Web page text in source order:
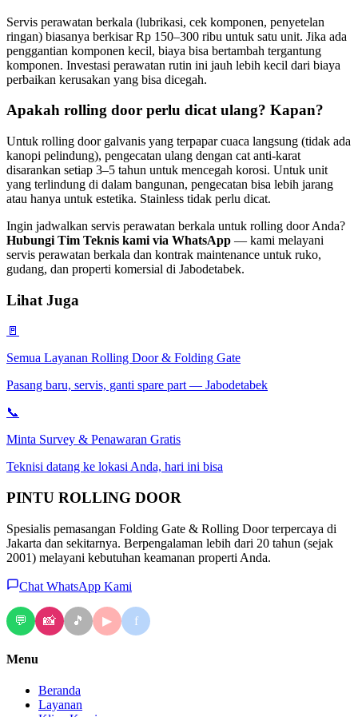
Servis perawatan berkala (lubrikasi, cek komponen, penyetelan
ringan) biasanya berkisar Rp 150–300 ribu untuk satu unit. Jika ada
penggantian komponen kecil, biaya bisa bertambah tergantung
komponen. Investasi perawatan rutin ini jauh lebih kecil dari biaya
perbaikan kerusakan yang bisa dicegah.
Apakah rolling door perlu dicat ulang? Kapan?
Untuk rolling door galvanis yang terpapar cuaca langsung (tidak ada
kanopi pelindung), pengecatan ulang dengan cat anti-karat
disarankan setiap 3–5 tahun untuk mencegah korosi. Untuk unit
yang terlindung di dalam bangunan, pengecatan bisa lebih jarang
atau hanya untuk estetika. Stainless tidak perlu dicat.
Ingin jadwalkan servis perawatan berkala untuk rolling door Anda?
Hubungi Tim Teknis kami via WhatsApp — kami melayani
servis perawatan berkala dan kontrak maintenance untuk ruko,
gudang, dan properti komersial di Jabodetabek.
Lihat Juga
🚪
Semua Layanan Rolling Door & Folding Gate
Pasang baru, servis, ganti spare part — Jabodetabek
📞
Minta Survey & Penawaran Gratis
Teknisi datang ke lokasi Anda, hari ini bisa
PINTU ROLLING DOOR
Spesialis pemasangan Folding Gate & Rolling Door terpercaya di
Jakarta dan sekitarnya. Berpengalaman lebih dari 20 tahun (sejak
2001) melayani kebutuhan keamanan properti Anda.
Chat WhatsApp Kami
💬 📸 🎵 ▶ f
Menu
Beranda
Layanan